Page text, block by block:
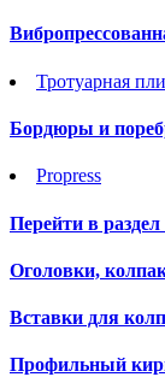
Тротуарная
Бордюры и
Propress
Перейти в
Оголовки,
Вставки для
Профильный